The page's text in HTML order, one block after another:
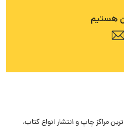
مراکز چاپ و انتشار انواع کتاب،